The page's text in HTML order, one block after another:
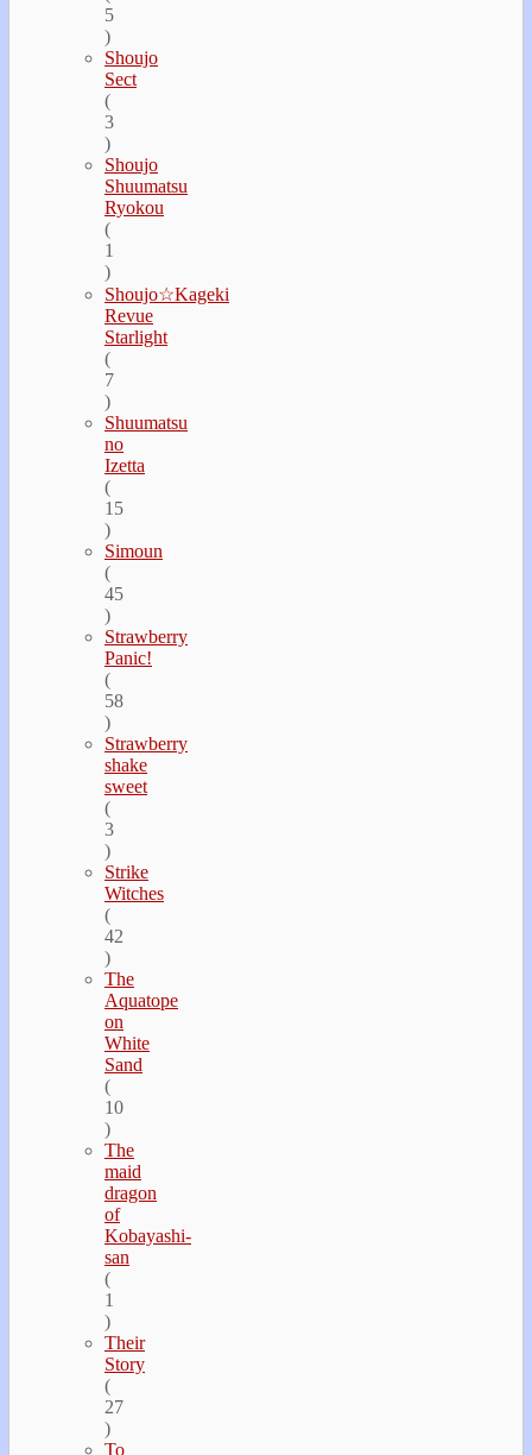
5
)
Shoujo
Sect
(
3
)
Shoujo
Shuumatsu
Ryokou
(
1
)
Shoujo☆Kageki
Revue
Starlight
(
7
)
Shuumatsu
no
Izetta
(
15
)
Simoun
(
45
)
Strawberry
Panic!
(
58
)
Strawberry
shake
sweet
(
3
)
Strike
Witches
(
42
)
The
Aquatope
on
White
Sand
(
10
)
The
maid
dragon
of
Kobayashi-
san
(
1
)
Their
Story
(
27
)
To